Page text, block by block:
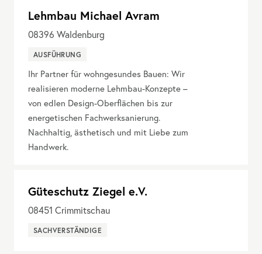
Lehmbau Michael Avram
08396 Waldenburg
AUSFÜHRUNG
Ihr Partner für wohngesundes Bauen: Wir
realisieren moderne Lehmbau-Konzepte –
von edlen Design-Oberflächen bis zur
energetischen Fachwerksanierung.
Nachhaltig, ästhetisch und mit Liebe zum
Handwerk.
Güteschutz Ziegel e.V.
08451 Crimmitschau
SACHVERSTÄNDIGE